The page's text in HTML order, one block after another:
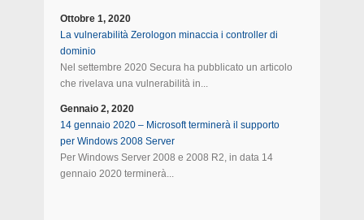
Ottobre 1, 2020
La vulnerabilità Zerologon minaccia i controller di
dominio
Nel settembre 2020 Secura ha pubblicato un articolo
che rivelava una vulnerabilità in...
Gennaio 2, 2020
14 gennaio 2020 – Microsoft terminerà il supporto
per Windows 2008 Server
Per Windows Server 2008 e 2008 R2, in data 14
gennaio 2020 terminerà...